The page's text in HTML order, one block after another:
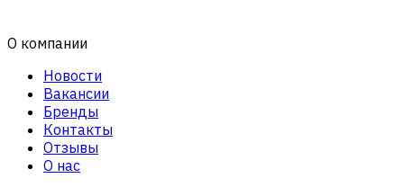
О компании
Новости
Вакансии
Бренды
Контакты
Отзывы
О нас